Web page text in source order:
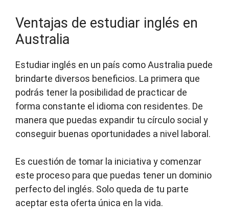
Ventajas de estudiar inglés en
Australia
Estudiar inglés en un país como Australia puede
brindarte diversos beneficios. La primera que
podrás tener la posibilidad de practicar de
forma constante el idioma con residentes. De
manera que puedas expandir tu círculo social y
conseguir buenas oportunidades a nivel laboral.
Es cuestión de tomar la iniciativa y comenzar
este proceso para que puedas tener un dominio
perfecto del inglés. Solo queda de tu parte
aceptar esta oferta única en la vida.